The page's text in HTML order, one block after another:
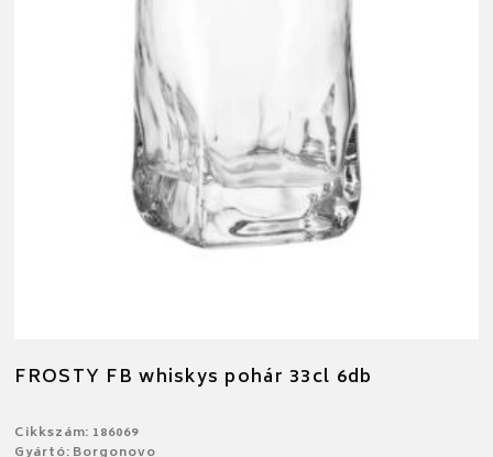
FROSTY FB whiskys pohár 33cl 6db
Cikkszám: 186069